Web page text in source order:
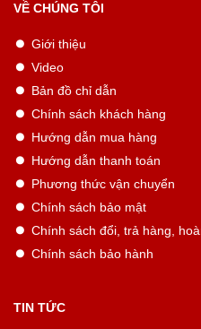
VỀ CHÚNG TÔI
Giới thiệu
Video
Bản đồ chỉ dẫn
Chính sách khách hàng
Hướng dẫn mua hàng
Hướng dẫn thanh toán
Phương thức vận chuyển
Chính sách bảo mật
Chính sách đổi, trả hàng,
Chính sách bảo hành
TIN TỨC